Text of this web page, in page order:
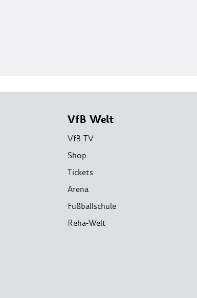
VfB Welt
VfB TV
Shop
Tickets
Arena
Fußballschule
Reha-Welt